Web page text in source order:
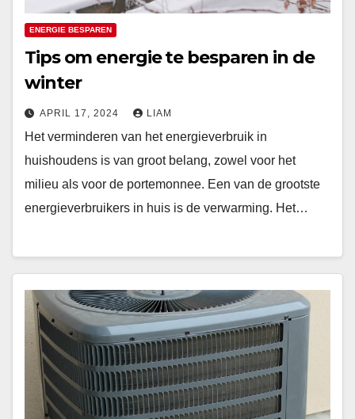
ENERGIE BESPAREN
Tips om energie te besparen in de
winter
APRIL 17, 2024 LIAM
Het verminderen van het energieverbruik in
huishoudens is van groot belang, zowel voor het
milieu als voor de portemonnee. Een van de grootste
energieverbruikers in huis is de verwarming. Het…